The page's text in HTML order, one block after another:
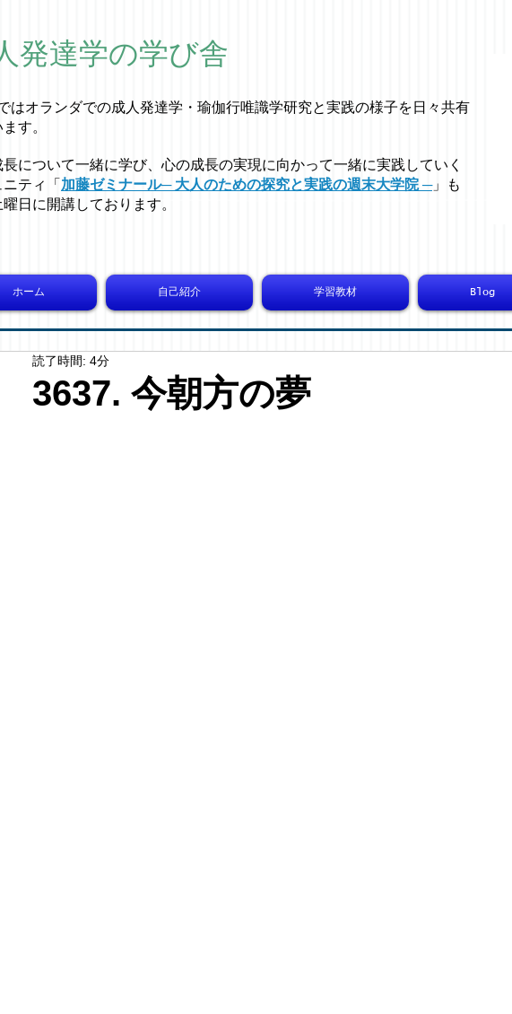
発達学の学び舎
はオラ ンダでの成人発達学・ 瑜伽行唯識学研究と実践の様子を日々共有
す。
について一緒に学び、心の成長の実現に向かって一緒に実践していく
ティ「 加藤ゼミナール─ 大人のための探究と実践の週末大学院 ─」も
日に開講しております。
ホーム 自己紹介 学習教材 Blog
3637. 今朝方の夢
読了時間: 4分